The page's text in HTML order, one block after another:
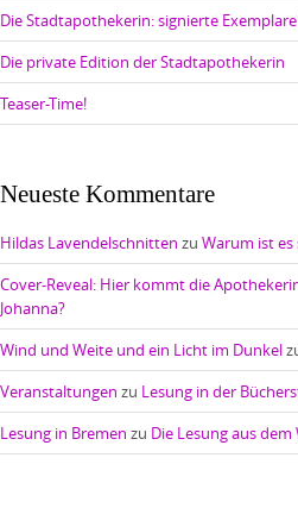
Die Stadtapothekerin: signierte
Die private Edition der Stadtapothekerin
Teaser-Time!
Neueste Kommentare
Hildas Lavendelschnitten zu Warum ist es
Cover-Reveal: Hier kommt die
Johanna?
Wind und Weite und ein Licht im Dunkel
Veranstaltungen zu Lesung in der
Lesung in Bremen zu Die Lesung aus